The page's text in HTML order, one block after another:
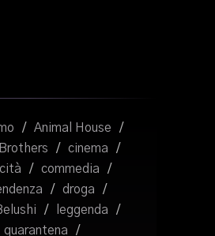
/ Animal House
/
/ cinema
/
/ commedia
/
/ droga
/
/ leggenda
/
quarantena
/